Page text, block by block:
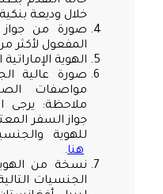
خلال وديعة
صورة من جواز
المفعول لأكثر من 6
الهوية
صورة عالية
مواصفات
ملاحظة: يرجى
جواز السفر
للهوية
هنا.
نسخة من
الجنسيات